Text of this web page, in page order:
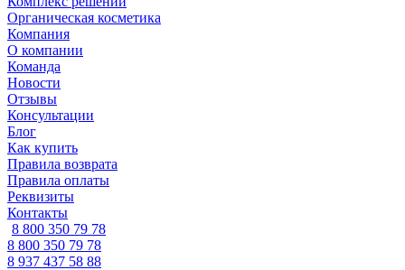
Органическая косметика
Компания
О компании
Команда
Новости
Отзывы
Консультации
Блог
Как купить
Правила возврата
Правила оплаты
Реквизиты
Контакты
8 800 350 79 78
8 800 350 79 78
8 937 437 58 88